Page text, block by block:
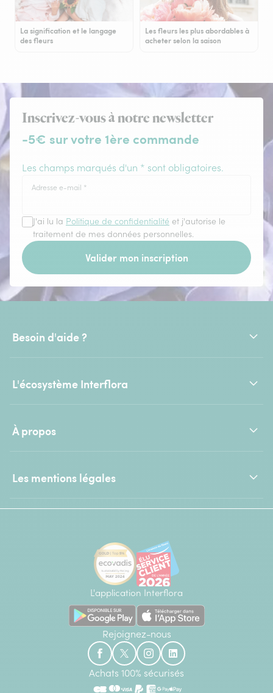
La signification et le langage
des fleurs
Les fleurs les plus abordables à
acheter selon la saison
Inscrivez-vous à notre newsletter
-5€ sur votre 1ère commande
Les champs marqués d'un * sont obligatoires.
Adresse e-mail *
J'ai lu la Politique de confidentialité et j'autorise le
traitement de mes données personnelles.
Valider mon inscription
Besoin d'aide ?
L'écosystème Interflora
À propos
Les mentions légales
L'application Interflora
Rejoignez-nous
Achats 100% sécurisés